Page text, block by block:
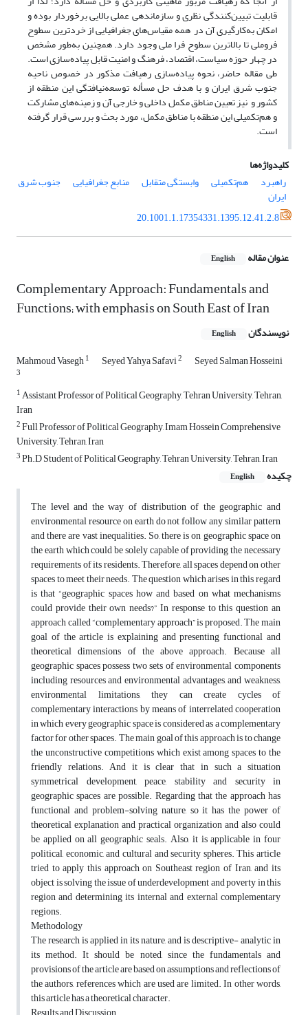
قابلیت تبیین‌کنندگی نظری و سازماندهی عملی بالایی برخوردار بوده و
امکان به‌کارگیری آن در همه مقیاس‌های جغرافیایی از خردترین سطوح
فروملی تا بالاترین سطوح فرا ملی وجود دارد. همچنین به‌طور مشخص
در چهار حوزه سیاست،‌ اقتصاد، فرهنگ و امنیت قابل پیاده‌سازی است.
طی مقاله حاضر، نحوه پیاده‌سازی رهیافت مذکور در خصوص ناحیه
جنوب شرق ایران و با هدف حل مسأله توسعه‌نیافتگی این منطقه از
کشور و نیز تعیین مناطق مکمل داخلی و خارجی آن و زمینه‌های مشارکت
و هم‌تکمیلی این منطقه با مناطق مکمل، مورد بحث و بررسی قرار گرفته
است.
کلیدواژه‌ها
راهبرد
هم‌تکمیلی وابستگی متقابل منابع جغرافیایی جنوب شرق
ایران
20.1001.1.17354331.1395.12.41.2.8
عنوان مقاله English
Complementary Approach: Fundamentals and
Functions; with emphasis on South East of Iran
نویسندگان English
Mahmoud Vasegh1 Seyed Yahya Safavi2 Seyed Salman Hosseini
3
1Assistant Professor of Political Geography, Tehran University, Tehran,
Iran
2Full Professor of Political Geography, Imam Hossein Comprehensive
University, Tehran, Iran
3Ph.D Student of Political Geography, Tehran University, Tehran, Iran
چکیده
English
The level and the way of distribution of the geographic and
environmental resource on earth do not follow any similar pattern
and there are vast inequalities. So, there is on geographic space on
the earth which could be solely capable of providing the necessary
requirements of its residents. Therefore, all spaces depend on other
spaces to meet their needs. The question which arises in this regard
is that “geographic spaces how and based on what mechanisms
could provide their own needs?” In response to this question an
approach called “complementary approach” is proposed. The main
goal of the article is explaining and presenting functional and
theoretical dimensions of the above approach. Because all
geographic spaces possess two sets of environmental components
including resources and environmental advantages, and weakness,
environmental limitations, they can create cycles of
complementary interactions by means of interrelated cooperation
in which every geographic space is considered as a complementary
factor for other spaces. The main goal of this approach is to change
the unconstructive competitions which exist among spaces to the
friendly relations. And it is clear that in such a situation
symmetrical development, peace, stability and security in
geographic spaces are possible. Regarding that the approach has
functional and problem-solving nature, so it has the power of
theoretical explanation and practical organization and also could
be applied on all geographic seals. Also, it is applicable in four
political, economic, and cultural and security spheres. This article
tried to apply this approach on Southeast region of Iran, and its
object is solving the issue of underdevelopment and poverty in this
region and determining its internal and external complementary
regions.
Methodology
The research is applied in its nature, and is descriptive- analytic in
its method. It should be noted, since the fundamentals and
provisions of the article are based on assumptions and reflections of
the authors, references which are used are limited. In other words,
this article has a theoretical character.